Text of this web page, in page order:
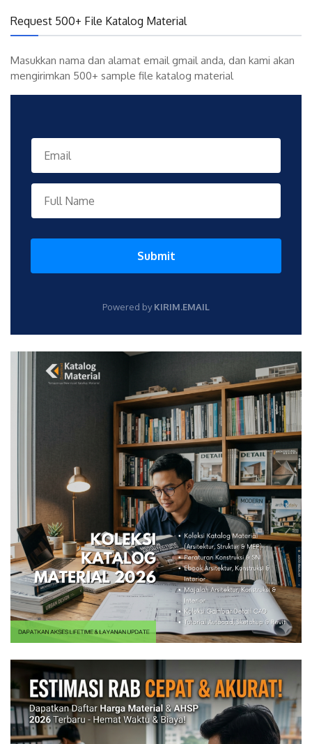
Request 500+ File Katalog Material
Masukkan nama dan alamat email gmail anda, dan kami akan
mengirimkan 500+ sample file katalog material
Submit
Powered byKIRIM.EMAIL